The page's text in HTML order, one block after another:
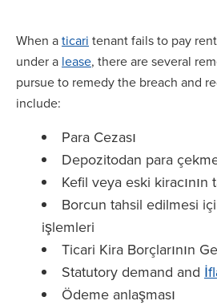
When aticari tenant fails to pay
under a lease, there are several
pursue to remedy the breach and
include:
Para Cezası
Depozitodan para
Kefil veya eski kiracının
Borcun tahsil edilmesi
işlemleri
Ticari Kira Borçlarının
Statutory demand and
Ödeme anlaşması